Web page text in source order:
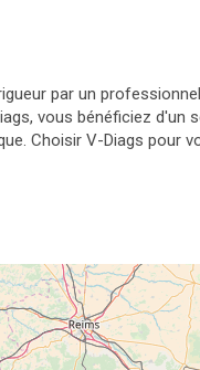
par un
vous bénéficiez d'un
Choisir V-Diags pour